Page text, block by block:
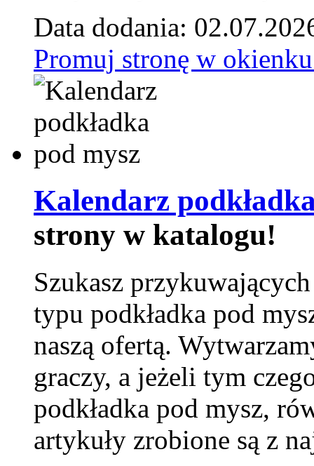
Data dodania:
Promuj stronę w
Kalendarz
strony w katalogu!
Szukasz
typu podkładka pod
naszą ofertą.
graczy, a jeżeli tym
podkładka pod mysz,
artykuły zrobione są z